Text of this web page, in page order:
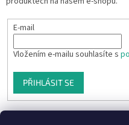
E-mail
Vložením e-mailu souhlasíte s
PŘIHLÁSIT SE